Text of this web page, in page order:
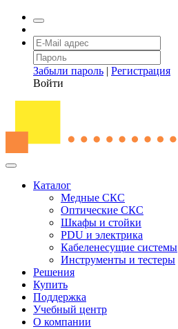
Забыли пароль | Регистрация
Войти
Каталог
Медные СКС
Оптические СКС
Шкафы и стойки
PDU и электрика
Кабеленесущие системы
Инструменты и тестеры
Решения
Купить
Поддержка
Учебный центр
О компании